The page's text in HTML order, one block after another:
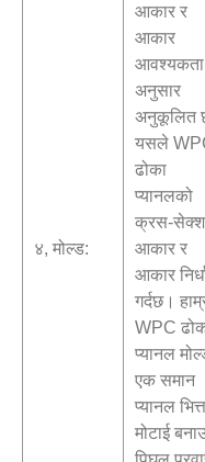
४, मोल्ड:
आकार र
आकार
आवश्यकता
अनुसार
अनुकूलित
यसले
ढोका
प्यानलको
क्रस-
आकार र
आकार
गर्दछ।
WPC
प्यानल
एक समान
प्यानल
मोटाई